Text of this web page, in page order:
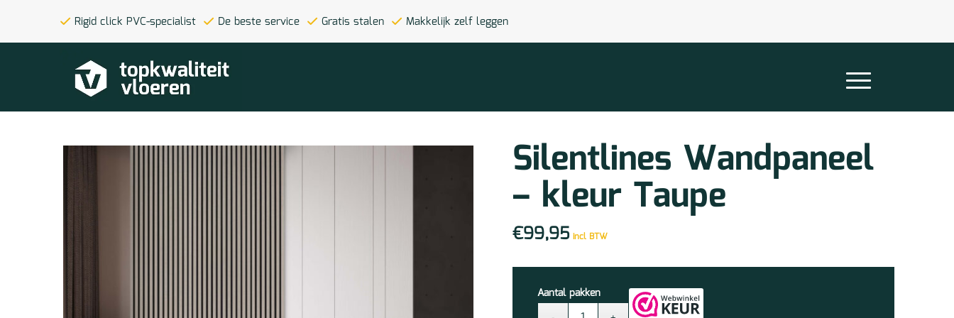
Rigid click PVC-specialist De beste service Gratis stalen Makkelijk zelf leggen
Silentlines Wandpaneel
– kleur Taupe
€99,95 incl BTW
Aantal pakken
Silentlines